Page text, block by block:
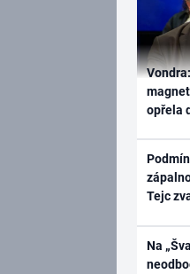
opřela
Tejc
Na